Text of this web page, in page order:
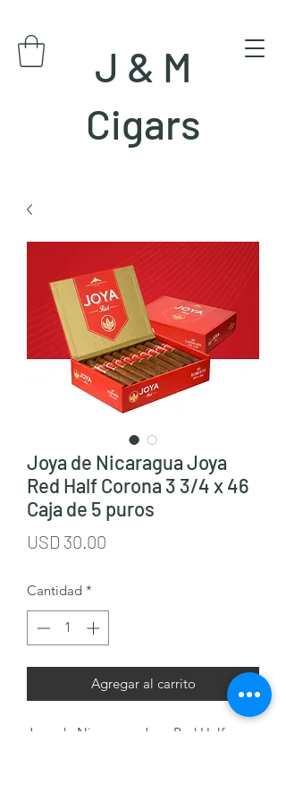
J & M
Cigars
Joya de Nicaragua Joya
Red Half Corona 3 3/4 x 46
Caja de 5 puros
USD 30.00
Cantidad *
Agregar al carrito
Joya de Nicaragua Joya Red Half